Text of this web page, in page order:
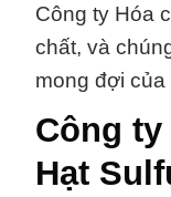
Công ty Hóa
chất, và
mong đợi
Công
Hạt